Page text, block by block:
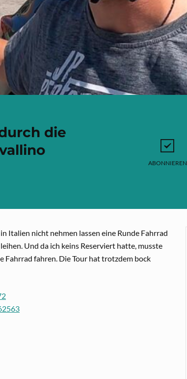
die
ABONNIEREN
Italien nicht nehmen lassen eine Runde Fahrrad
Und da ich keins Reserviert hatte, musste
Fahrrad fahren. Die Tour hat trotzdem bock